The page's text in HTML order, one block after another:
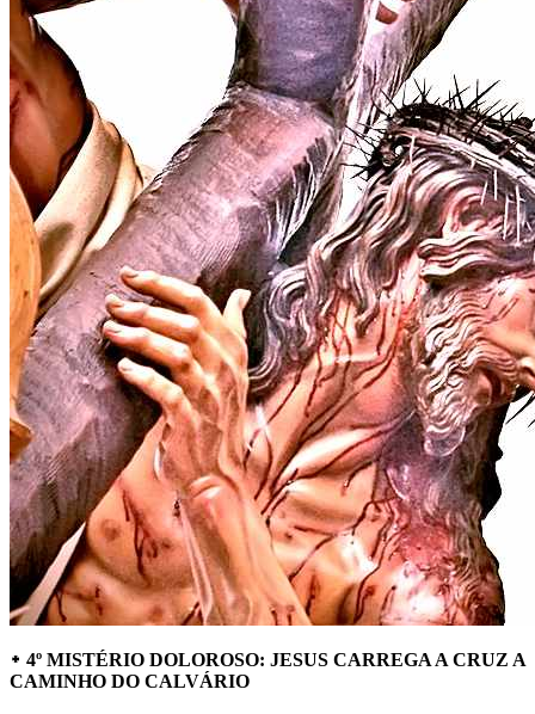
᛭ 4º MISTÉRIO DOLOROSO: JESUS CARREGA A CRUZ A
CAMINHO DO CALVÁRIO